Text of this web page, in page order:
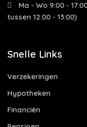
Ma - Wo 9:00 -
tussen 12:00 - 13:00)
Snelle Links
Verzekeringen
Hypotheken
Financiën